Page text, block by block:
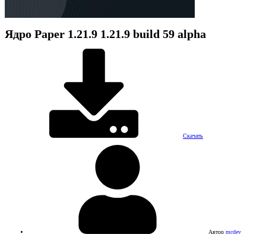
Ядро Paper 1.21.9 1.21.9 build 59 alpha
Скачать
Автор mcdev